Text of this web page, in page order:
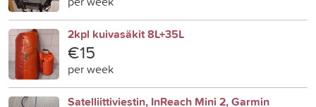
2kpl kuivasäkit 8L+35L
€15
per week
Satelliittiviestin, InReach Mini 2, Garmin